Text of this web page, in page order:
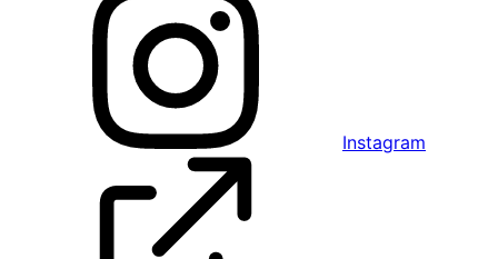
Instagram